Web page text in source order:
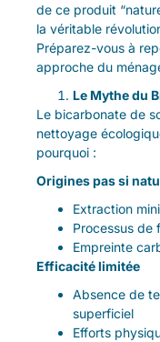
de ce produit
la véritable
Préparez-vous à
approche du
Le Mythe du
Le bicarbonate de
nettoyage
pourquoi :
Origines pas si
Extraction
Processus de
Empreinte
Efficacité limitée
Absence de
superficiel
Efforts